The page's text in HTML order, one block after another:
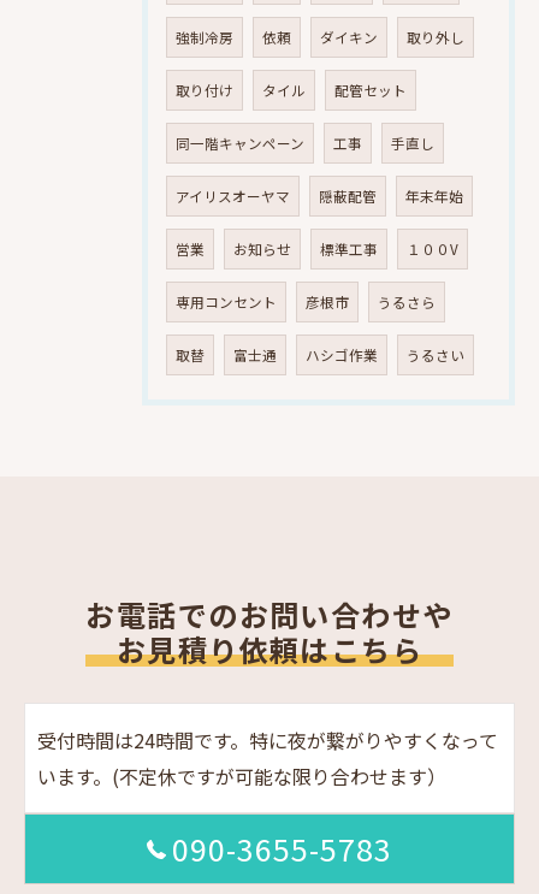
強制冷房 依頼 ダイキン 取り外し
取り付け タイル 配管セット
同一階キャンペーン 工事 手直し
アイリスオーヤマ 隠蔽配管 年末年始
営業 お知らせ 標準工事 １００V
専用コンセント 彦根市 うるさら
取替 富士通 ハシゴ作業 うるさい
お電話でのお問い合わせや
お見積り依頼はこちら
受付時間は24時間です。特に夜が繋がりやすくなって
います。(不定休ですが可能な限り合わせます）
090-3655-5783